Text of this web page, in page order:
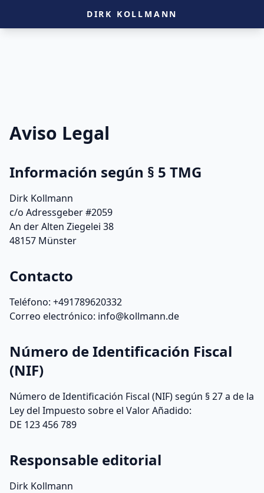
DIRK KOLLMANN
Aviso Legal
Información según § 5 TMG
Dirk Kollmann
c/o Adressgeber #2059
An der Alten Ziegelei 38
48157 Münster
Contacto
Teléfono: +491789620332
Correo electrónico: info@kollmann.de
Número de Identificación Fiscal
(NIF)
Número de Identificación Fiscal (NIF) según § 27 a de la
Ley del Impuesto sobre el Valor Añadido:
DE 123 456 789
Responsable editorial
Dirk Kollmann